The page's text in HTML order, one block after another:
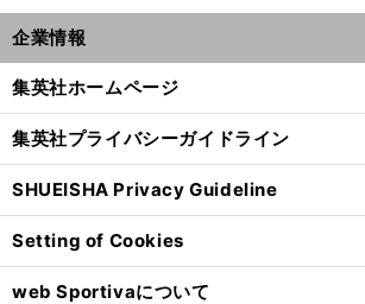
企業情報
集英社ホームページ
集英社プライバシーガイドライン
SHUEISHA Privacy Guideline
Setting of Cookies
web Sportivaについて